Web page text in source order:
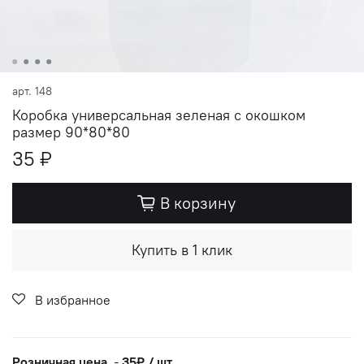
арт. 148
Коробка универсальная зеленая с окошком
размер 90*80*80
35 ₽
В корзину
Купить в 1 клик
В избранное